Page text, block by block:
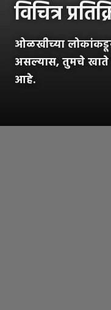
विचित्र
ओळखीच्या लोकांकडून
असल्यास, तुमचे
आहे.